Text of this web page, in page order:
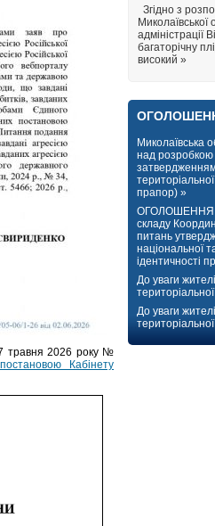
травня 2026 року №
постановою Кабінету
Згідно з
Миколаївської
адміністрації
багаторічну
високий »
Миколаївська
над розробкою
прапор) »
ОГОЛОШЕННЯ
складу
питань
національної
ідентичності
До уваги
До уваги